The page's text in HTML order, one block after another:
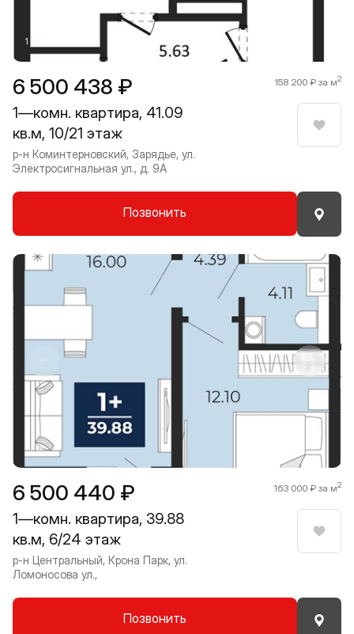
6 500 438 ₽ 158 200 ₽ за м2
1—комн. квартира, 41.09
кв.м, 10/21 этаж
р-н Коминтерновский, Зарядье, ул.
Электросигнальная ул., д. 9А
Позвонить
1 / 8
6 500 440 ₽ 163 000 ₽ за м2
1—комн. квартира, 39.88
кв.м, 6/24 этаж
р-н Центральный, Крона Парк, ул.
Ломоносова ул.,
Позвонить
1 / 8
Прокрутить влево